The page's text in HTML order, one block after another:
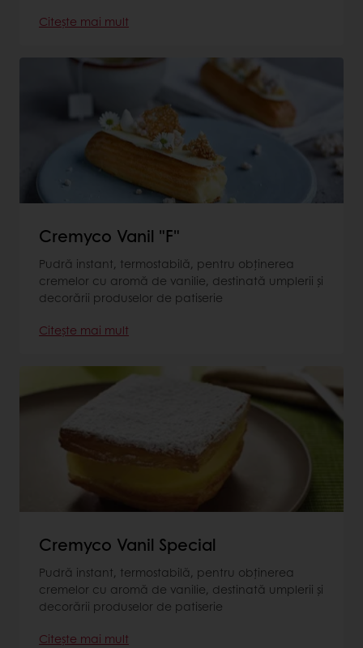
Citește mai mult
Cremyco Vanil "F"
Pudră instant, termostabilă, pentru obţinerea
cremelor cu aromă de vanilie, destinată umplerii şi
decorării produselor de patiserie
Citește mai mult
Cremyco Vanil Special
Pudră instant, termostabilă, pentru obţinerea
cremelor cu aromă de vanilie, destinată umplerii şi
decorării produselor de patiserie
Citește mai mult